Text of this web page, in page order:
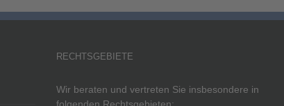
RECHTSGEBIETE
Wir beraten und vertreten Sie insbesondere in
folgenden Rechtsgebieten: